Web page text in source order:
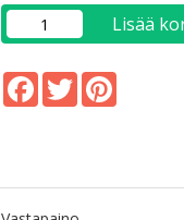
Lisää
Facebook
Twitter